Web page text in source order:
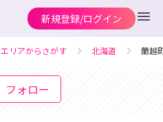
新規登録/ログイン
エリアからさがす 北海道 蘭越
フォロー